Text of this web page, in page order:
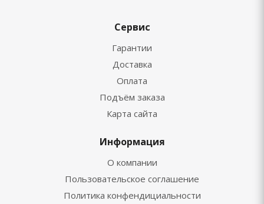
Сервис
Гарантии
Доставка
Оплата
Подъём заказа
Карта сайта
Информация
О компании
Пользовательское соглашение
Политика конфендициальности